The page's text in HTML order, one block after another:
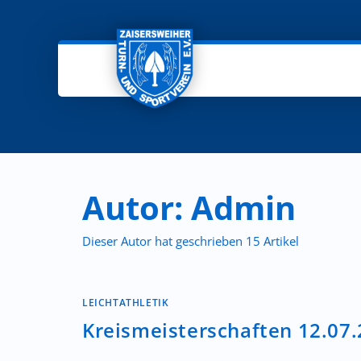
Autor: Admin
Dieser Autor hat geschrieben 15 Artikel
LEICHTATHLETIK
Kreismeisterschaften